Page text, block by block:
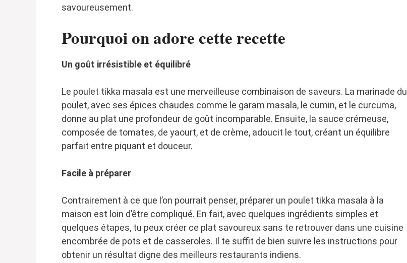
savoureusement.
Pourquoi on adore cette recette
Un goût irrésistible et équilibré
Le poulet tikka masala est une merveilleuse combinaison de saveurs. La marinade du
poulet, avec ses épices chaudes comme le garam masala, le cumin, et le curcuma,
donne au plat une profondeur de goût incomparable. Ensuite, la sauce crémeuse,
composée de tomates, de yaourt, et de crème, adoucit le tout, créant un équilibre
parfait entre piquant et douceur.
Facile à préparer
Contrairement à ce que l’on pourrait penser, préparer un poulet tikka masala à la
maison est loin d’être compliqué. En fait, avec quelques ingrédients simples et
quelques étapes, tu peux créer ce plat savoureux sans te retrouver dans une cuisine
encombrée de pots et de casseroles. Il te suffit de bien suivre les instructions pour
obtenir un résultat digne des meilleurs restaurants indiens.